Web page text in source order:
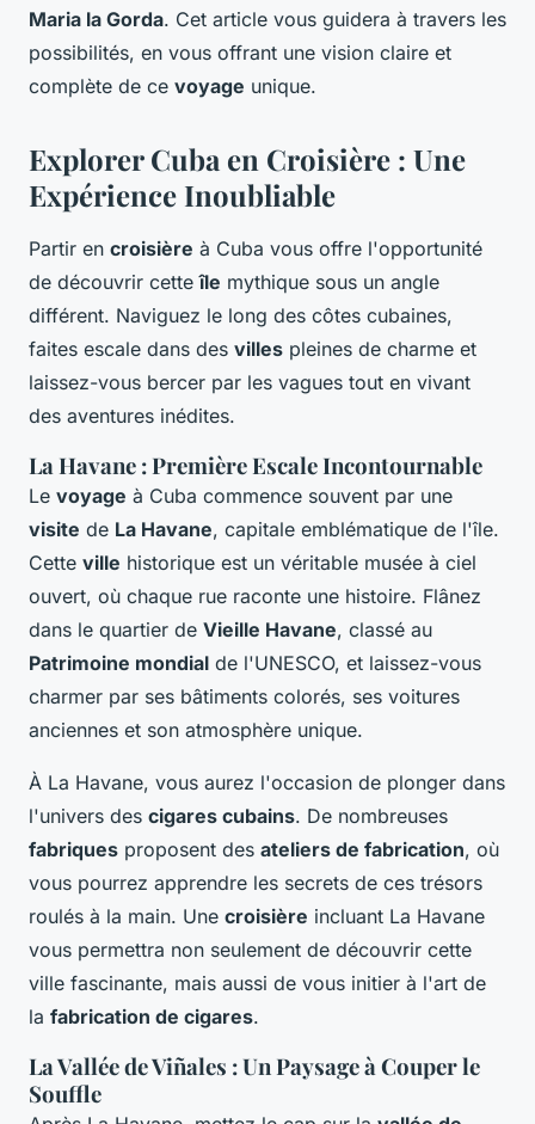
Maria la Gorda. Cet article vous guidera à travers les
possibilités, en vous offrant une vision claire et
complète de ce voyage unique.
Explorer Cuba en Croisière : Une
Expérience Inoubliable
Partir en croisière à Cuba vous offre l'opportunité
de découvrir cetteîle mythique sous un angle
différent. Naviguez le long des côtes cubaines,
faites escale dans des villes pleines de charme et
laissez-vous bercer par les vagues tout en vivant
des aventures inédites.
La Havane : Première Escale Incontournable
Le voyage à Cuba commence souvent par une
visite de La Havane, capitale emblématique de l'île.
Cette ville historique est un véritable musée à ciel
ouvert, où chaque rue raconte une histoire. Flânez
dans le quartier de Vieille Havane, classé au
Patrimoine mondial de l'UNESCO, et laissez-vous
charmer par ses bâtiments colorés, ses voitures
anciennes et son atmosphère unique.
À La Havane, vous aurez l'occasion de plonger dans
l'univers des cigares cubains. De nombreuses
fabriques proposent des ateliers de fabrication, où
vous pourrez apprendre les secrets de ces trésors
roulés à la main. Une croisière incluant La Havane
vous permettra non seulement de découvrir cette
ville fascinante, mais aussi de vous initier à l'art de
la fabrication de cigares.
La Vallée de Viñales : Un Paysage à Couper le
Souffle